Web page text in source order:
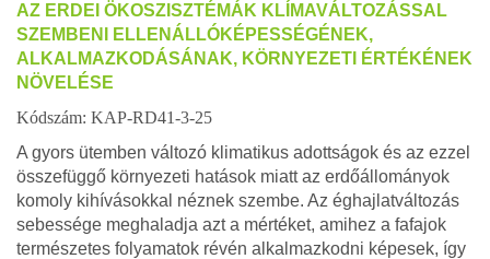
AZ ERDEI ÖKOSZISZTÉMÁK KLÍMAVÁLTOZÁSSAL
SZEMBENI ELLENÁLLÓKÉPESSÉGÉNEK,
ALKALMAZKODÁSÁNAK, KÖRNYEZETI ÉRTÉKÉNEK
NÖVELÉSE
Kódszám: KAP-RD41-3-25
A gyors ütemben változó klimatikus adottságok és az ezzel
összefüggő környezeti hatások miatt az erdőállományok
komoly kihívásokkal néznek szembe. Az éghajlatváltozás
sebessége meghaladja azt a mértéket, amihez a fafajok
természetes folyamatok révén alkalmazkodni képesek, így